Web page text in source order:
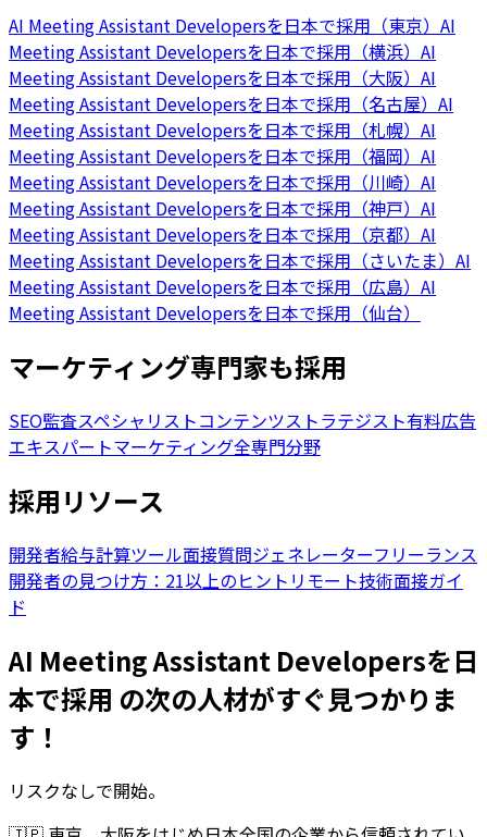
AI Meeting Assistant Developersを日本で採用（東京） AI
Meeting Assistant Developersを日本で採用（横浜） AI
Meeting Assistant Developersを日本で採用（大阪） AI
Meeting Assistant Developersを日本で採用（名古屋） AI
Meeting Assistant Developersを日本で採用（札幌） AI
Meeting Assistant Developersを日本で採用（福岡） AI
Meeting Assistant Developersを日本で採用（川崎） AI
Meeting Assistant Developersを日本で採用（神戸） AI
Meeting Assistant Developersを日本で採用（京都） AI
Meeting Assistant Developersを日本で採用（さいたま） AI
Meeting Assistant Developersを日本で採用（広島） AI
Meeting Assistant Developersを日本で採用（仙台）
マーケティング専門家も採用
SEO監査スペシャリストコンテンツストラテジスト有料広告
エキスパートマーケティング全専門分野
採用リソース
開発者給与計算ツール面接質問ジェネレーターフリーランス
開発者の見つけ方：21以上のヒント リモート技術面接ガイ
ド
AI Meeting Assistant Developersを日
本で採用 の次の人材がすぐ見つかりま
す！
リスクなしで開始。